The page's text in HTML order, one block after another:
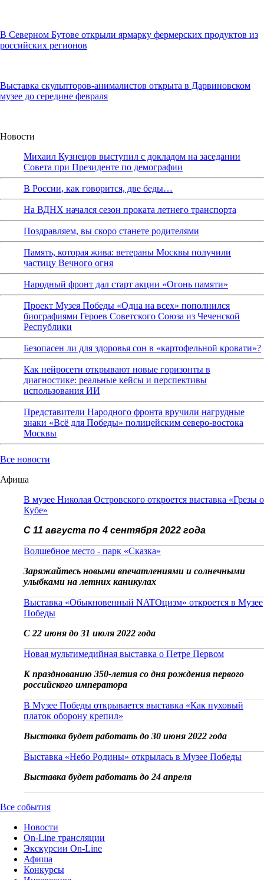
В Северном Бутове открыли ярмарку фермерских продуктов из
российских регионов
Выставка скульпторов-анималистов открыта в Дарвиновском
музее до середине февраля
Новости
Михаил Кузнецов выступил с докладом на заседании
Совета при Президенте по демографии
В России, как говорится, две беды…
На ВДНХ начался сезон проката летнего транспорта
Поздравляем, вы скоро станете родителями
Память, которая жива: ветераны Москвы получили
частицу Вечного огня
Народный фронт дал старт акции «Огонь памяти»
Проект Музея Победы «Одна на всех» пополнился
биографиями Героев Советского Союза из Чеченской
Республики
Безопасен ли для здоровья сон в «картофельной кровати»?
Как нейросети открывают новые горизонты в
диагностике: реальные кейсы и перспективы
использования ИИ
Представители Народного фронта вручили нагрудные
знаки «Всё для Победы» полицейским северо-востока
Москвы
Все новости
Афиша
В музее Николая Островского откроется выставка «Грезы о
Кубе»
С 11 августа по 4 сентября 2022 года
Волшебное место - парк «Сказка»
Заряжайтесь новыми впечатлениями и солнечными
улыбками на летних каникулах
Выставка «Обыкновенный NATOцизм» откроется в Музее
Победы
С 22 июня до 31 июля 2022 года
Новая мультимедийная выставка о Петре Первом
К празднованию 350-летия со дня рождения первого
российского императора
В Музее Победы открывается выставка «Как пуховый
платок оборону крепил»
Выставка будет работать до 30 июня 2022 года
Выставка «Небо Родины» открылась в Музее Победы
Выставка будет работать до 24 апреля
Все события
Новости
On-Line трансляции
Экскурсии On-Line
Афиша
Конкурсы